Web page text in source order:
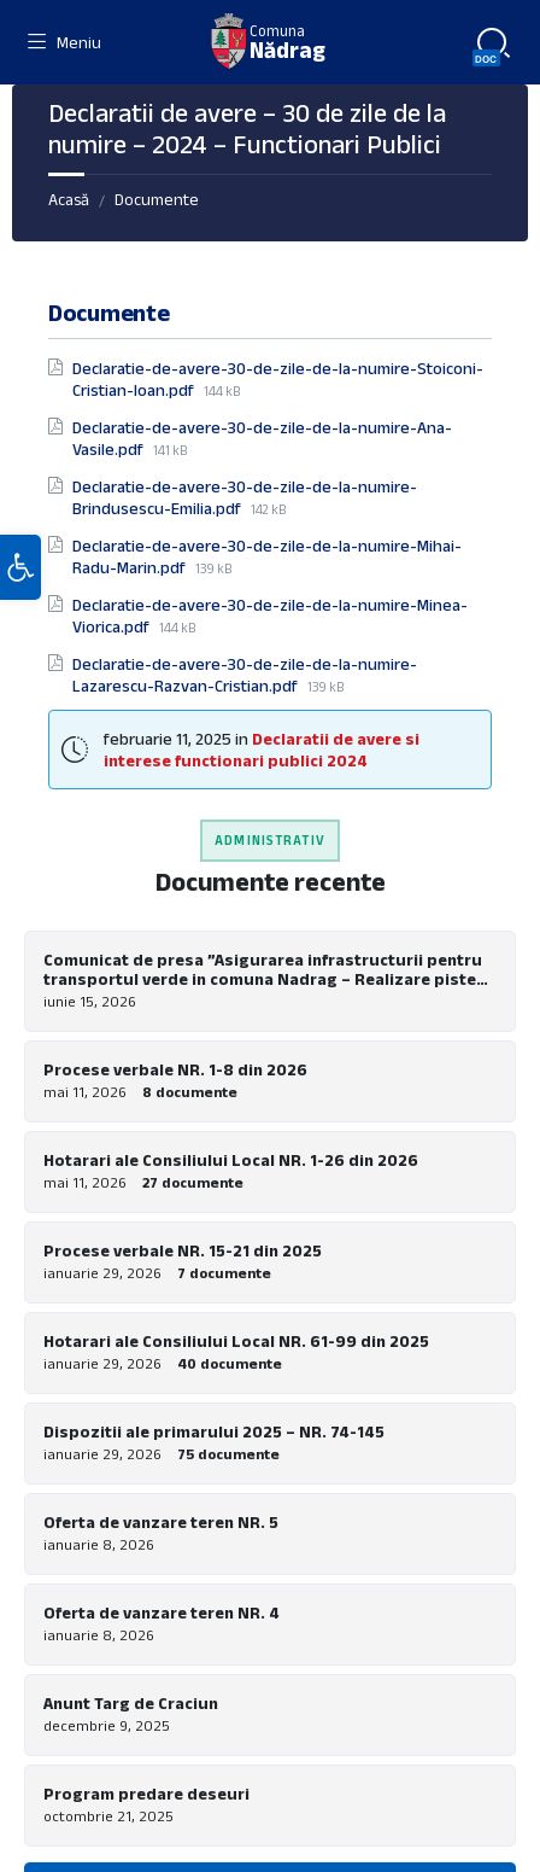
Deschide bara de unelte
Meniu
Comuna
Nădrag
Declaratii de avere – 30 de zile de la
numire – 2024 – Functionari Publici
Acasă / Documente
Documente
Declaratie-de-avere-30-de-zile-de-la-numire-Stoiconi-
Cristian-Ioan.pdf File
144 kB
Declaratie-de-avere-30-de-zile-de-la-numire-Ana-
Vasile.pdf File
141 kB
Declaratie-de-avere-30-de-zile-de-la-numire-
Brindusescu-Emilia.pdf File
142 kB
Declaratie-de-avere-30-de-zile-de-la-numire-Mihai-
Radu-Marin.pdf File
139 kB
Declaratie-de-avere-30-de-zile-de-la-numire-Minea-
Viorica.pdf File
144 kB
Declaratie-de-avere-30-de-zile-de-la-numire-
Lazarescu-Razvan-Cristian.pdf File
size:
139 kB
februarie 11, 2025 in Declaratii de avere si
interese functionari publici 2024
ADMINISTRATIV
Documente recente
Comunicat de presa ”Asigurarea infrastructurii pentru
transportul verde in comuna Nadrag – Realizare piste
pentru biciclete la nivel local”
iunie 15, 2026
Procese verbale NR. 1-8 din 2026
mai 11, 2026 8 documente
Hotarari ale Consiliului Local NR. 1-26 din 2026
mai 11, 2026 27 documente
Procese verbale NR. 15-21 din 2025
ianuarie 29, 2026 7 documente
Hotarari ale Consiliului Local NR. 61-99 din 2025
ianuarie 29, 2026 40 documente
Dispozitii ale primarului 2025 – NR. 74-145
ianuarie 29, 2026 75 documente
Oferta de vanzare teren NR. 5
ianuarie 8, 2026
Oferta de vanzare teren NR. 4
ianuarie 8, 2026
Anunt Targ de Craciun
decembrie 9, 2025
Program predare deseuri
octombrie 21, 2025